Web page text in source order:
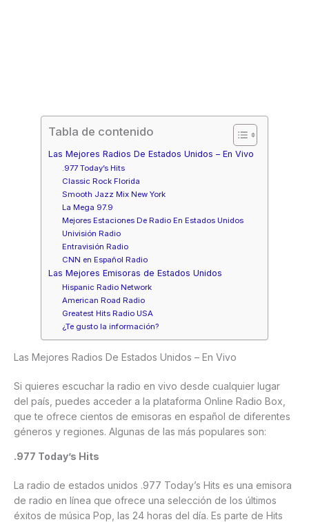
Tabla de contenido
Las Mejores Radios De Estados Unidos – En Vivo
.977 Today’s Hits
Classic Rock Florida
Smooth Jazz Mix New York
La Mega 97.9
Mejores Estaciones De Radio En Estados Unidos
Univisión Radio
Entravisión Radio
CNN en Español Radio
Las Mejores Emisoras de Estados Unidos
Hispanic Radio Network
American Road Radio
Greatest Hits Radio USA
¿Te gusto la información?
Las Mejores Radios De Estados Unidos – En Vivo
Si quieres escuchar la radio en vivo desde cualquier lugar
del país, puedes acceder a la plataforma Online Radio Box,
que te ofrece cientos de emisoras en español de diferentes
géneros y regiones. Algunas de las más populares son:
.977 Today’s Hits
La radio de estados unidos .977 Today’s Hits es una emisora
de radio en línea que ofrece una selección de los últimos
éxitos de música Pop, las 24 horas del día. Es parte de Hits